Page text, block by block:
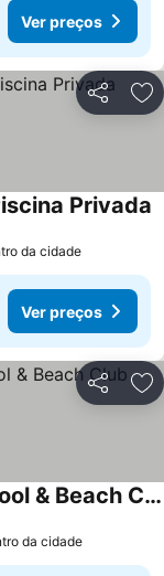
Ver preços
Partilhar
Privada
da cidade
Ver preços
Partilhar
Elegant 2br Apt W/ Pga Golf, Pool & Beach Club
da cidade